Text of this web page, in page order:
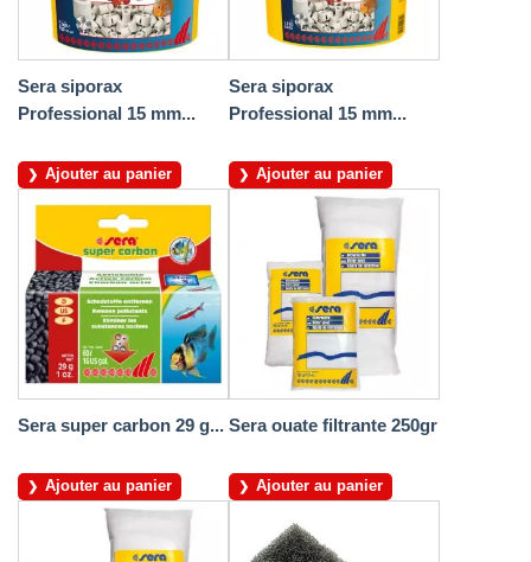
Sera siporax
Professional 15 mm...
Ajouter au panier
Sera siporax
Professional 15 mm...
Ajouter au panier
Sera super carbon 29 g...
Ajouter au panier
Sera ouate filtrante 250gr
Ajouter au panier